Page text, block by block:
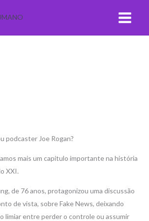
podcaster Joe Rogan?
mais um capitulo importante na história
XXI.
de 76 anos, protagonizou uma discussão
de vista, sobre Fake News, deixando
limiar entre perder o controle ou assumir